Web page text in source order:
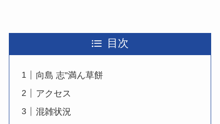
目次
向島 志”満ん草餅
アクセス
混雑状況